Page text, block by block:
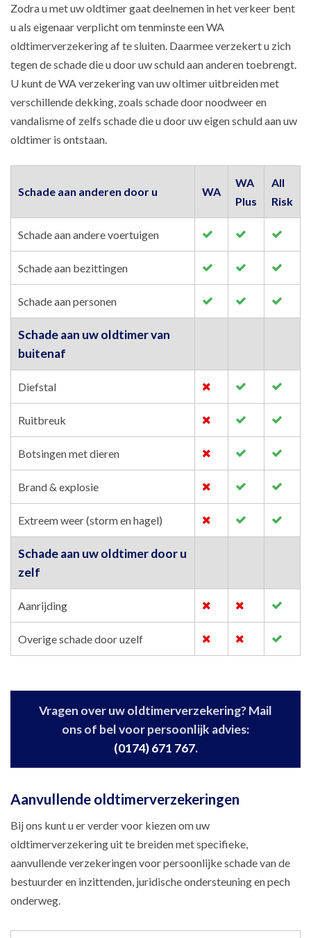
Zodra u met uw oldtimer gaat deelnemen in het verkeer bent
u als eigenaar verplicht om tenminste een WA
oldtimerverzekering af te sluiten. Daarmee verzekert u zich
tegen de schade die u door uw schuld aan anderen toebrengt.
U kunt de WA verzekering van uw oltimer uitbreiden met
verschillende dekking, zoals schade door noodweer en
vandalisme of zelfs schade die u door uw eigen schuld aan uw
oldtimer is ontstaan.
Schade aan anderen door u WA
WA
Plus
All
Risk
Schade aan andere voertuigen
Schade aan bezittingen
Schade aan personen
Schade aan uw oldtimer van
buitenaf
Diefstal
Ruitbreuk
Botsingen met dieren
Brand & explosie
Extreem weer (storm en hagel)
Schade aan uw oldtimer door u
zelf
Aanrijding
Overige schade door uzelf
Vragen over uw oldtimerverzekering? Mail
ons of bel voor persoonlijk advies:
(0174) 671 767.
Aanvullende oldtimerverzekeringen
Bij ons kunt u er verder voor kiezen om uw
oldtimerverzekering uit te breiden met specifieke,
aanvullende verzekeringen voor persoonlijke schade van de
bestuurder en inzittenden, juridische ondersteuning en pech
onderweg.